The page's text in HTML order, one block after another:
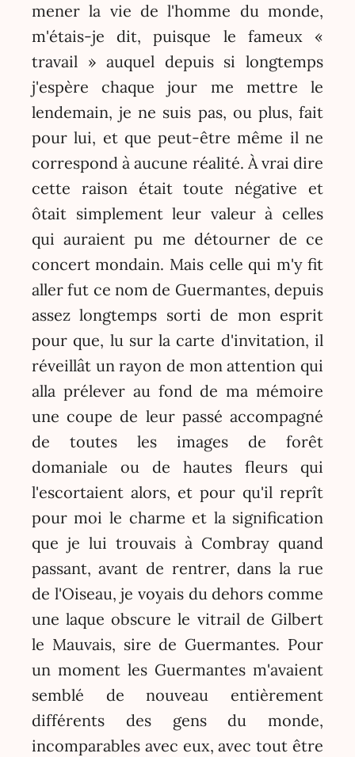
mener la vie de l'homme du monde,
m'étais-je dit, puisque le fameux «
travail » auquel depuis si longtemps
j'espère chaque jour me mettre le
lendemain, je ne suis pas, ou plus, fait
pour lui, et que peut-être même il ne
correspond à aucune réalité. À vrai dire
cette raison était toute négative et
ôtait simplement leur valeur à celles
qui auraient pu me détourner de ce
concert mondain. Mais celle qui m'y fit
aller fut ce nom de Guermantes, depuis
assez longtemps sorti de mon esprit
pour que, lu sur la carte d'invitation, il
réveillât un rayon de mon attention qui
alla prélever au fond de ma mémoire
une coupe de leur passé accompagné
de toutes les images de forêt
domaniale ou de hautes fleurs qui
l'escortaient alors, et pour qu'il reprît
pour moi le charme et la signification
que je lui trouvais à Combray quand
passant, avant de rentrer, dans la rue
de l'Oiseau, je voyais du dehors comme
une laque obscure le vitrail de Gilbert
le Mauvais, sire de Guermantes. Pour
un moment les Guermantes m'avaient
semblé de nouveau entièrement
différents des gens du monde,
incomparables avec eux, avec tout être